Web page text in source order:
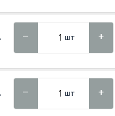
шт
шт